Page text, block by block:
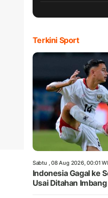
Terkini Sport
Sabtu , 08 Aug 2026, 00:01
Indonesia Gagal ke
Usai Ditahan